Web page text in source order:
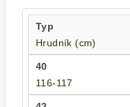
Hrudník (cm)
116-117